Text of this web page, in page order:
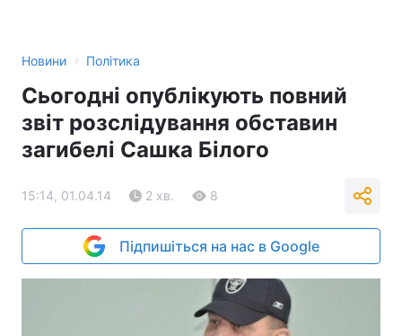
Новини › Політика
Сьогодні опублікують повний
звіт розслідування обставин
загибелі Сашка Білого
15:14, 01.04.14 2 хв. 8
Підпишіться на нас в Google